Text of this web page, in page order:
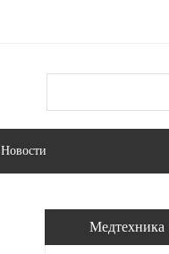
Новости
Медтехника